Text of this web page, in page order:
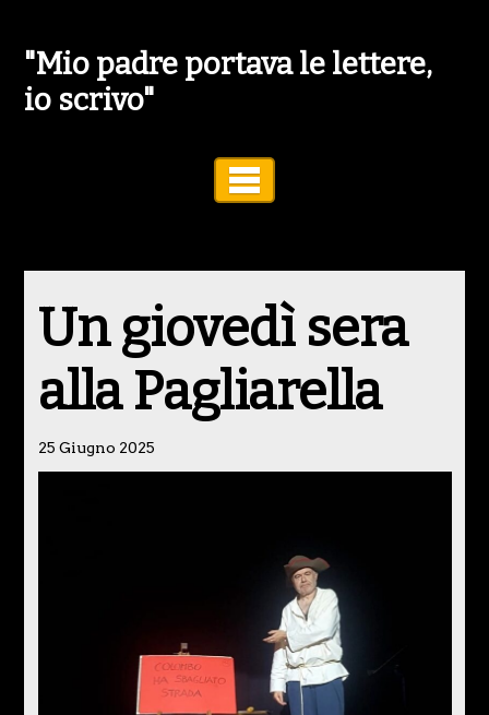
"Mio padre portava le lettere,
io scrivo"
Un giovedì sera
alla Pagliarella
25 Giugno 2025